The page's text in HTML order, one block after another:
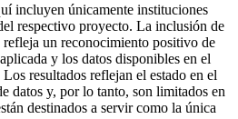
incluyen únicamente instituciones
respectivo proyecto. La inclusión de
un reconocimiento positivo de
y los datos disponibles en el
resultados reflejan el estado en el
datos y, por lo tanto, son limitados en
destinados a servir como la única